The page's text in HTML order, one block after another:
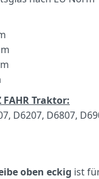
FAHR Traktor:
D6207, D6807,
oben eckig ist